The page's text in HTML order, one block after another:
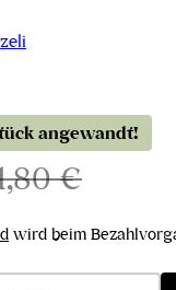
angewandt!
€
wird beim